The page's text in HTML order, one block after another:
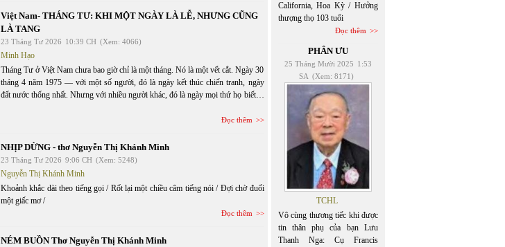
Việt Nam- THÁNG TƯ: KHI MỘT NGÀY LÀ LỄ, NHƯNG CŨNG
LÀ TANG
23 Tháng Tư 2026 10:39 CH (Xem: 4066)
Minh Hạo
Tháng Tư ở Việt Nam chưa bao giờ chỉ là một tháng. Nó là một vết cắt. Ngày 30
tháng 4 năm 1975 — với một số người, đó là ngày kết thúc chiến tranh, ngày
đất nước thống nhất. Nhưng với nhiều người khác, đó là ngày mọi thứ họ biết…
Đọc thêm
NHỊP DỪNG - thơ Nguyễn Thị Khánh Minh
23 Tháng Tư 2026 9:06 CH (Xem: 5248)
Nguyễn Thị Khánh Minh
Khoảnh khắc dài theo tiếng gọi / Rốt lại một chiều câm tiếng nói / Đợi chờ đuối
một giấc mơ /
Đọc thêm
NÉM BUỒN Thơ Nguyễn Thị Khánh Minh
California, Hoa Kỳ / Hưởng
thượng thọ 103 tuổi
Đọc thêm
PHÂN ƯU
25 Tháng Mười 2025 1:53
SA (Xem: 8171)
TCHL
Vô cùng thương tiếc khi được
tin thân phụ của bạn Lưu
Thanh Nga: Cụ Francis